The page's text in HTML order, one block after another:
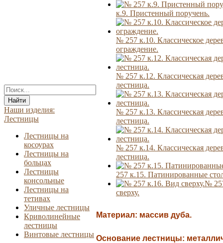
Найти
Наши изделия:
Лестницы
Лестницы на
косоурах
Лестницы на
больцах
Лестницы
консольные
Лестницы на
тетивах
Уличные лестницы
Криволинейные
лестницы
Винтовые лестницы
к.9. Пристенный поручень.
№ 257 к.10. Классическое
ограждение.
№ 257 к.12. Классическая
лестница.
№ 257 к.13. Классическая
лестница.
№ 257 к.14. Классическая
лестница.
257 к.15. Патинированные
№
сверху.
Материал: массив дуба.
Основание лестницы: